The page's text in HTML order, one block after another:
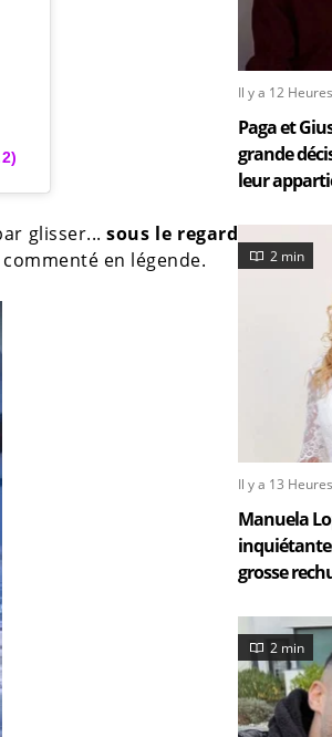
glisser...sous le regard
en légende.
Il y a 12 Heures
Paga et
grande
leur
2 min
Il y a 13 Heures
Manuela
grosse
2 min